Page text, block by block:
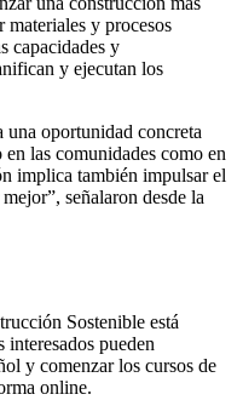
materiales y procesos
capacidades y
y ejecutan los
una oportunidad concreta
las comunidades como en
implica también impulsar el
señalaron desde la
Sostenible está
pueden
y comenzar los cursos de
online.